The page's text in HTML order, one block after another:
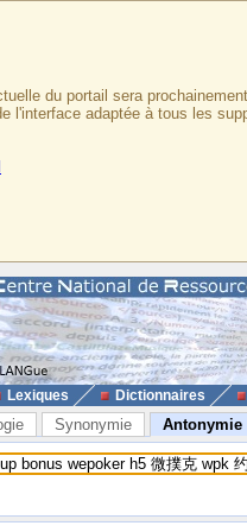
du portail sera
l'interface adaptée à tous les
Lexiques Dictionnaires
Synonymie Antonymie